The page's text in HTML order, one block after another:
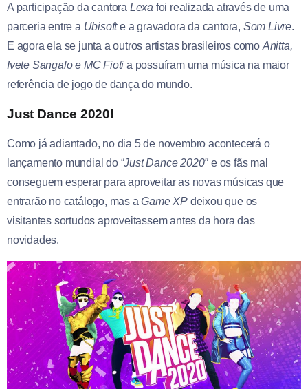
A participação da cantora Lexa foi realizada através de uma
parceria entre a Ubisofte a gravadora da cantora, Som Livre.
E agora ela se junta a outros artistas brasileiros como Anitta,
Ivete Sangalo e MC Fioti a possuíram uma música na maior
referência de jogo de dança do mundo.
Just Dance 2020!
Como já adiantado, no dia 5 de novembro acontecerá o
lançamento mundial do “Just Dance 2020″ e os fãs mal
conseguem esperar para aproveitar as novas músicas que
entrarão no catálogo, mas aGame XP deixou que os
visitantes sortudos aproveitassem antes da hora das
novidades.